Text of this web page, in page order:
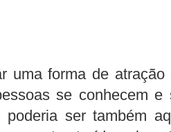
uma forma de
se conhecem
ser também